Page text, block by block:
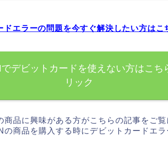
エラーの問題を今すぐ解決したい方はこ
デビットカードを使えない方はこち
リック
商品に興味がある方がこちらの記事をご
商品を購入する時にデビットカードエ